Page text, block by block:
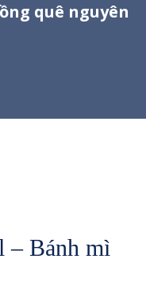
quê nguyên
– Bánh mì